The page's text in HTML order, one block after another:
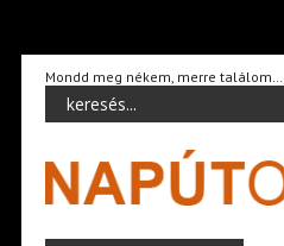
Mondd meg nékem, merre találom…